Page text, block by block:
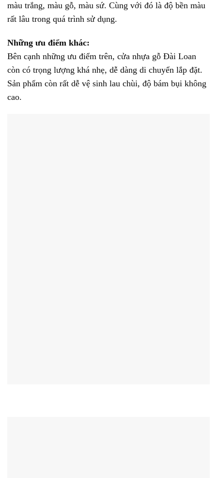
màu trắng, màu gỗ, màu sứ. Cùng với đó là độ bền màu
rất lâu trong quá trình sử dụng.
Những ưu điểm khác:
Bên cạnh những ưu điểm trên, cửa nhựa gỗ Đài Loan
còn có trọng lượng khá nhẹ, dễ dàng di chuyển lắp đặt.
Sản phẩm còn rất dễ vệ sinh lau chùi, độ bám bụi không
cao.